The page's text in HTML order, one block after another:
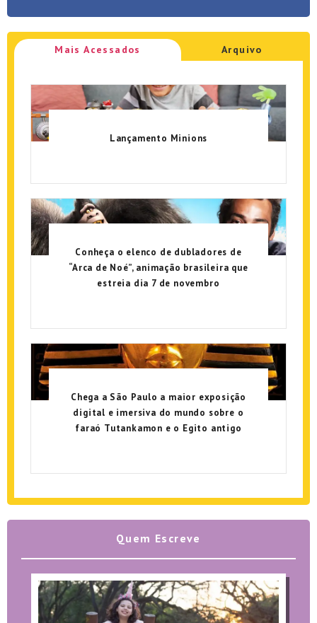
Mais Acessados Arquivo
Lançamento Minions
Conheça o elenco de dubladores de
“Arca de Noé”, animação brasileira que
estreia dia 7 de novembro
Chega a São Paulo a maior exposição
digital e imersiva do mundo sobre o
faraó Tutankamon e o Egito antigo
Quem Escreve